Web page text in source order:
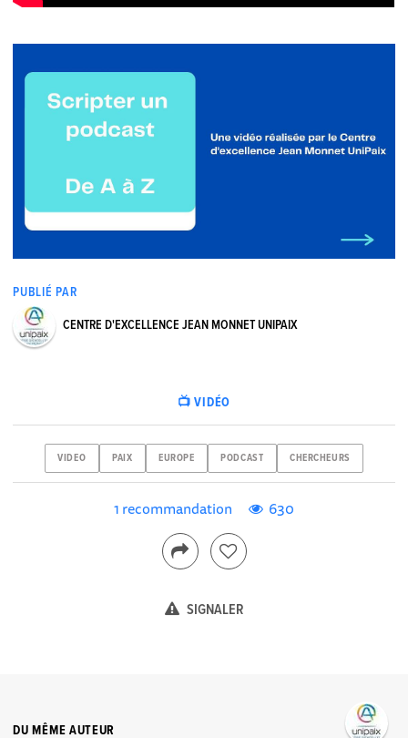
PUBLIÉ PAR
CENTRE D'EXCELLENCE JEAN MONNET UNIPAIX
📺 VIDÉO
VIDEO PAIX EUROPE PODCAST CHERCHEURS
1 recommandation 630
SIGNALER
DU MÊME AUTEUR